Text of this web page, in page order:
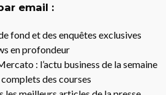
email :
fond et des enquêtes exclusives
en profondeur
: l’actu business de la semaine
des courses